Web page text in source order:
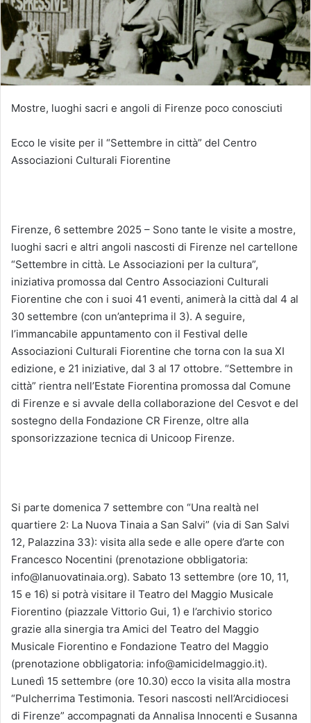
Mostre, luoghi sacri e angoli di Firenze poco conosciuti
Ecco le visite per il “Settembre in città” del Centro
Associazioni Culturali Fiorentine
Firenze, 6 settembre 2025 – Sono tante le visite a mostre,
luoghi sacri e altri angoli nascosti di Firenze nel cartellone
“Settembre in città. Le Associazioni per la cultura”,
iniziativa promossa dal Centro Associazioni Culturali
Fiorentine che con i suoi 41 eventi, animerà la città dal 4 al
30 settembre (con un’anteprima il 3). A seguire,
l’immancabile appuntamento con il Festival delle
Associazioni Culturali Fiorentine che torna con la sua XI
edizione, e 21 iniziative, dal 3 al 17 ottobre. “Settembre in
città” rientra nell’Estate Fiorentina promossa dal Comune
di Firenze e si avvale della collaborazione del Cesvot e del
sostegno della Fondazione CR Firenze, oltre alla
sponsorizzazione tecnica di Unicoop Firenze.
Si parte domenica 7 settembre con “Una realtà nel
quartiere 2: La Nuova Tinaia a San Salvi” (via di San Salvi
12, Palazzina 33): visita alla sede e alle opere d’arte con
Francesco Nocentini (prenotazione obbligatoria:
info@lanuovatinaia.org). Sabato 13 settembre (ore 10, 11,
15 e 16) si potrà visitare il Teatro del Maggio Musicale
Fiorentino (piazzale Vittorio Gui, 1) e l’archivio storico
grazie alla sinergia tra Amici del Teatro del Maggio
Musicale Fiorentino e Fondazione Teatro del Maggio
(prenotazione obbligatoria: info@amicidelmaggio.it).
Lunedì 15 settembre (ore 10.30) ecco la visita alla mostra
“Pulcherrima Testimonia. Tesori nascosti nell’Arcidiocesi
di Firenze” accompagnati da Annalisa Innocenti e Susanna